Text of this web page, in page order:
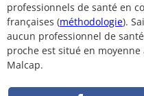
professionnels de santé en
françaises (méthodologie).
aucun professionnel de
proche est situé en moyenne
Malcap.